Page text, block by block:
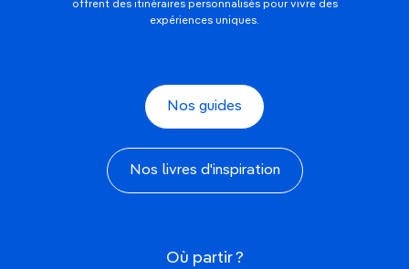
offrent des itinéraires personnalisés pour vivre des
expériences uniques.
Nos guides
Nos livres d'inspiration
Où partir ?